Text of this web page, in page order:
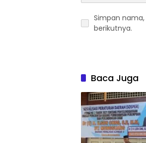
Simpan
berikutnya.
Baca Juga